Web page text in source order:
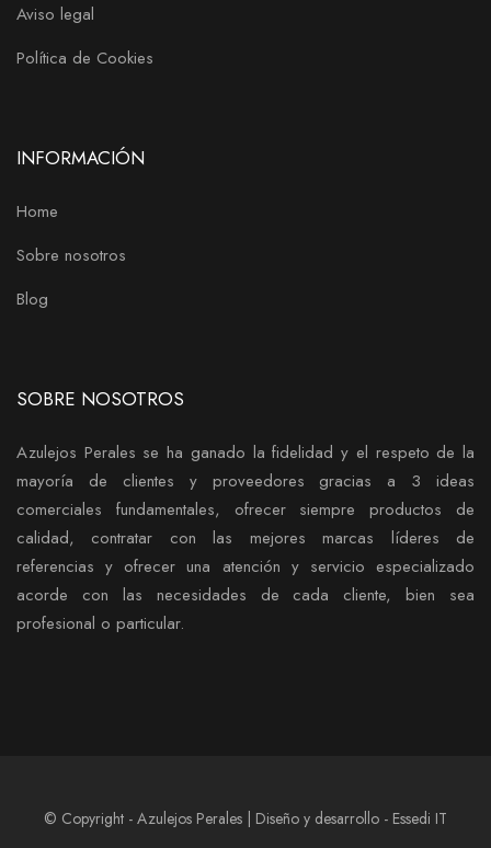
Aviso legal
Política de Cookies
INFORMACIÓN
Home
Sobre nosotros
Blog
SOBRE NOSOTROS
Azulejos Perales se ha ganado la fidelidad y el respeto de la
mayoría de clientes y proveedores gracias a 3 ideas
comerciales fundamentales, ofrecer siempre productos de
calidad, contratar con las mejores marcas líderes de
referencias y ofrecer una atención y servicio especializado
acorde con las necesidades de cada cliente, bien sea
profesional o particular.
© Copyright - Azulejos Perales | Diseño y desarrollo - Essedi IT